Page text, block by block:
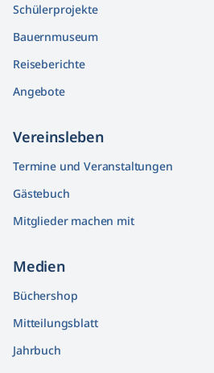
Schülerprojekte
Bauernmuseum
Reiseberichte
Angebote
Vereinsleben
Termine und Veranstaltungen
Gästebuch
Mitglieder machen mit
Medien
Büchershop
Mitteilungsblatt
Jahrbuch